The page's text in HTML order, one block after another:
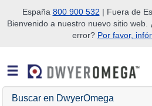
Saltar a la búsqueda
Saltar al contenido principal
Saltar a la navegación
España 800 900 532 | Fuera de
Bienvenido a nuestro nuevo sitio
error? Por favor,
Buscar